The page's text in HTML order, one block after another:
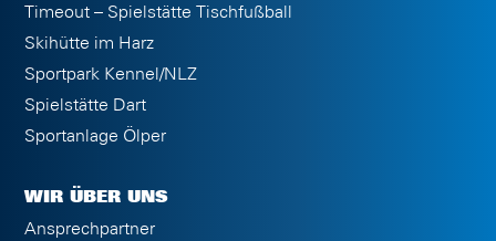
Timeout – Spielstätte Tischfußball
Skihütte im Harz
Sportpark Kennel/NLZ
Spielstätte Dart
Sportanlage Ölper
WIR ÜBER UNS
Ansprechpartner